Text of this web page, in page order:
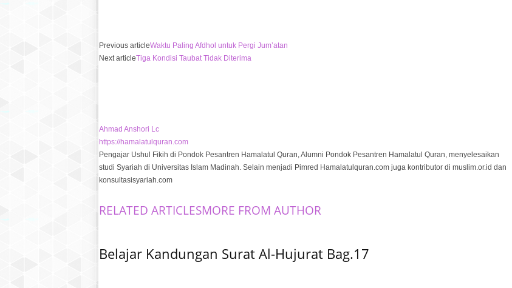
Previous articleWaktu Paling Afdhol untuk Pergi Jum’atan
Next articleTiga Kondisi Taubat Tidak Diterima
Ahmad Anshori Lc
https://hamalatulquran.com
Pengajar Ushul Fikih di Pondok Pesantren Hamalatul Quran, Alumni Pondok Pesantren Hamalatul Quran, menyelesaikan
studi Syariah di Universitas Islam Madinah. Selain menjadi Pimred Hamalatulquran.com juga kontributor di muslim.or.id dan
konsultasisyariah.com
RELATED ARTICLESMORE FROM AUTHOR
Belajar Kandungan Surat Al-Hujurat Bag.17